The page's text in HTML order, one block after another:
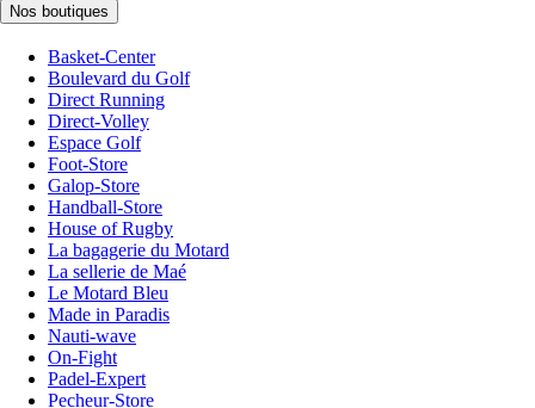
Nos boutiques
Basket-Center
Boulevard du Golf
Direct Running
Direct-Volley
Espace Golf
Foot-Store
Galop-Store
Handball-Store
House of Rugby
La bagagerie du Motard
La sellerie de Maé
Le Motard Bleu
Made in Paradis
Nauti-wave
On-Fight
Padel-Expert
Pecheur-Store